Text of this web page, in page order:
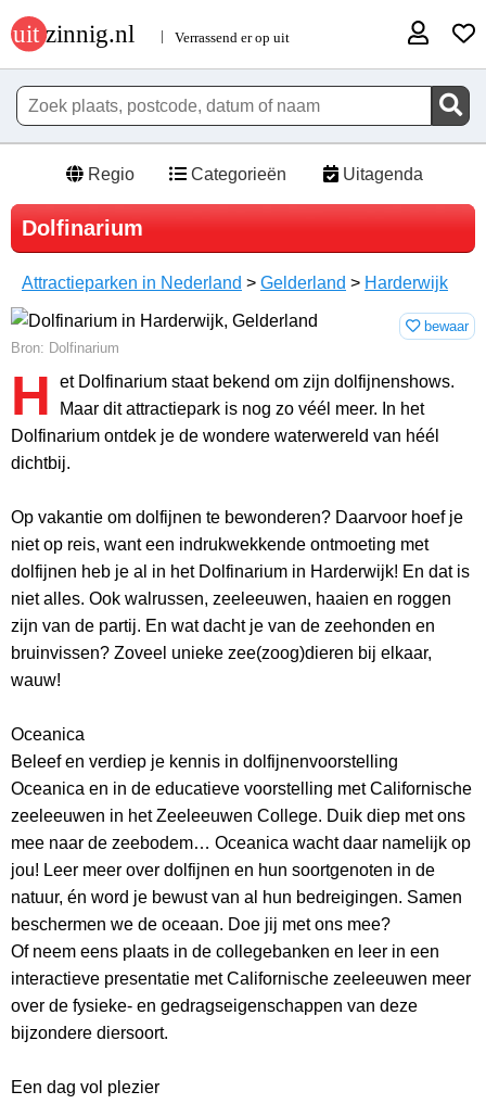
Regio Categorieën Uitagenda
Dolfinarium
Attractieparken in Nederland > Gelderland > Harderwijk
bewaar
Bron: Dolfinarium
H
et Dolfinarium staat bekend om zijn dolfijnenshows.
Maar dit attractiepark is nog zo véél meer. In het
Dolfinarium ontdek je de wondere waterwereld van héél
dichtbij.
Op vakantie om dolfijnen te bewonderen? Daarvoor hoef je
niet op reis, want een indrukwekkende ontmoeting met
dolfijnen heb je al in het Dolfinarium in Harderwijk! En dat is
niet alles. Ook walrussen, zeeleeuwen, haaien en roggen
zijn van de partij. En wat dacht je van de zeehonden en
bruinvissen? Zoveel unieke zee(zoog)dieren bij elkaar,
wauw!
Oceanica
Beleef en verdiep je kennis in dolfijnenvoorstelling
Oceanica en in de educatieve voorstelling met Californische
zeeleeuwen in het Zeeleeuwen College. Duik diep met ons
mee naar de zeebodem… Oceanica wacht daar namelijk op
jou! Leer meer over dolfijnen en hun soortgenoten in de
natuur, én word je bewust van al hun bedreigingen. Samen
beschermen we de oceaan. Doe jij met ons mee?
Of neem eens plaats in de collegebanken en leer in een
interactieve presentatie met Californische zeeleeuwen meer
over de fysieke- en gedragseigenschappen van deze
bijzondere diersoort.
Een dag vol plezier